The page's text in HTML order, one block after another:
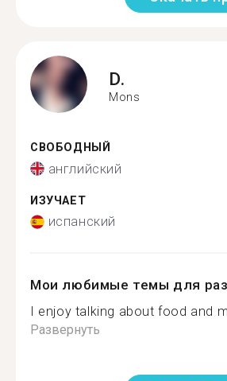
D.
Mons
СВОБОДНЫЙ
английский
ИЗУЧАЕТ
испанский
Мои любимые темы для
I enjoy talking about food and
Развернуть